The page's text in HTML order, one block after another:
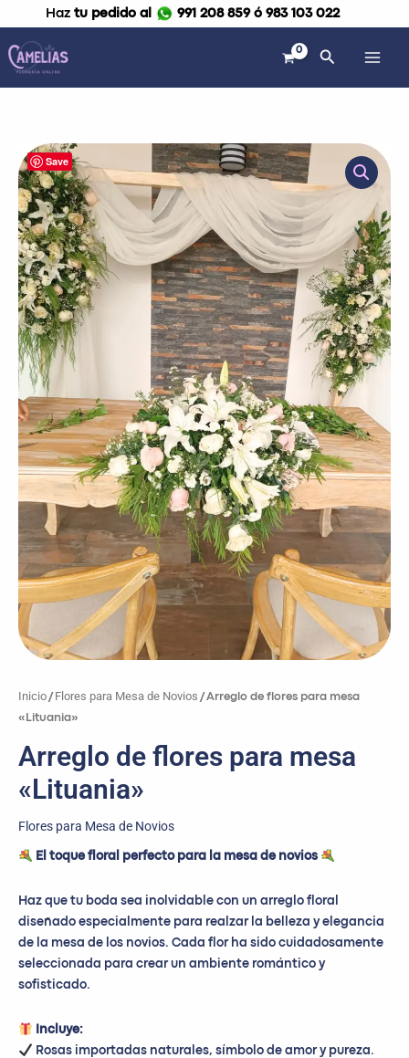
al
contenido
Haz tu pedido al 991 208 859 ó 983 103 022
Buscar
Inicio/ Flores para Mesa de Novios / Arreglo de flores para mesa
«Lituania»
Arreglo de flores para mesa
«Lituania»
Flores para Mesa de Novios
El toque floral perfecto para la mesa de novios
Haz que tu boda sea inolvidable con un arreglo floral
diseñado especialmente para realzar la belleza y elegancia
de la mesa de los novios. Cada flor ha sido cuidadosamente
seleccionada para crear un ambiente romántico y
sofisticado.
Incluye:
Rosas importadas naturales, símbolo de amor y pureza.
Arreglo
de
flores
para
mesa
"Lituania"
cantidad
Save